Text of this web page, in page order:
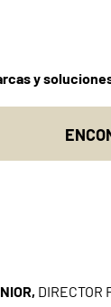
y
DIRECTOR